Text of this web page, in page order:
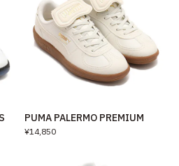
PUMA PALERMO PREMIUM
¥14,850